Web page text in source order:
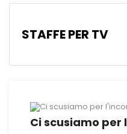
STAFFE PER TV
Ci scusiamo